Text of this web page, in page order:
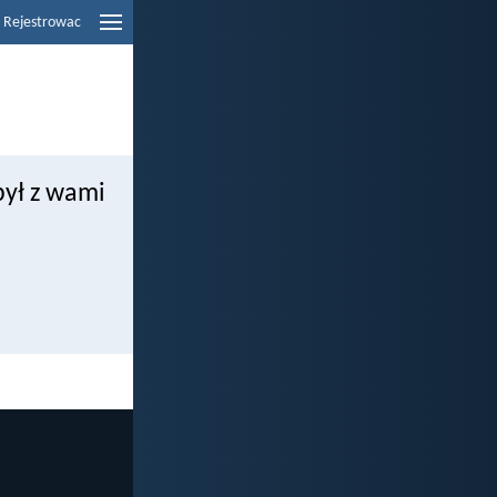
Rejestrowac
z wami